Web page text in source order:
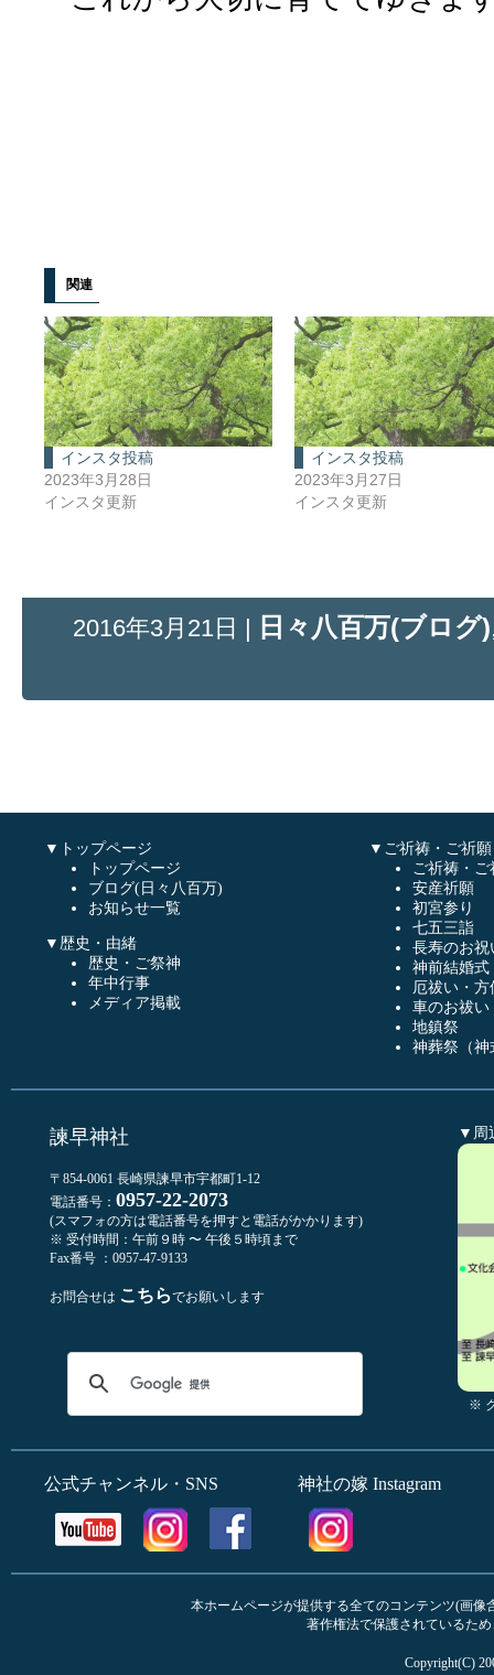
関連
インスタ投稿
2023年3月28日
インスタ更新
インスタ投稿
2023年3月27日
インスタ更新
2016年3月21日 | 日々八百万(ブログ)
▼トップページ
トップページ
ブログ(日々八百万)
お知らせ一覧
▼歴史・由緒
歴史・ご祭神
年中行事
メディア掲載
▼ご祈祷・ご祈願
ご祈祷・ご
安産祈願
初宮参り
七五三詣
長寿のお祝
神前結婚式
厄祓い・方
車のお祓い
地鎮祭
神葬祭（神
諫早神社
〒854-0061 長崎県諫早市宇都町1-12
電話番号： 0957-22-2073
(スマフォの方は電話番号を押すと電話がかかります)
※ 受付時間：午前９時 〜 午後５時頃まで
Fax番号 ：0957-47-9133
お問合せは こちらでお願いします
▼周
※
公式チャンネル・SNS 神社の嫁 Instagram
本ホームページが提供する全てのコンテンツ(画
著作権法で保護されているた
Copyright(C)